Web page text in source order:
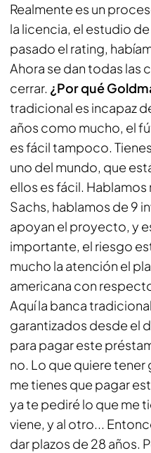
Realmente es un
la licencia, el estudio
pasado el rating,
Ahora se dan todas las
cerrar. ¿Por qué
tradicional es incapaz
años como mucho, el
es fácil tampoco.
uno del mundo, que
ellos es fácil.
Sachs, hablamos de 9
apoyan el proyecto, y
importante, el riesgo
mucho la atención el
americana con
Aquí la banca
garantizados desde el
para pagar este
no. Lo que quiere tener
me tienes que pagar
ya te pediré lo que me
viene, y al otro...
dar plazos de 28 años.